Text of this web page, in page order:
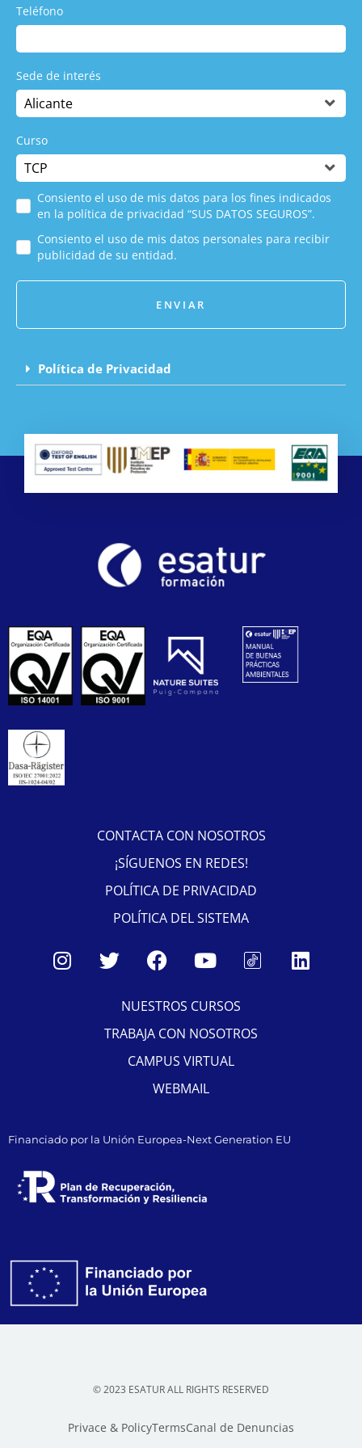
Teléfono
Sede de interés
Curso
Consiento el uso de mis datos para los fines indicados
en la política de privacidad “SUS DATOS SEGUROS”.
Consiento el uso de mis datos personales para recibir
publicidad de su entidad.
ENVIAR
Política de Privacidad
CONTACTA CON NOSOTROS
¡SÍGUENOS EN REDES!
POLÍTICA DE PRIVACIDAD
POLÍTICA DEL SISTEMA
NUESTROS CURSOS
TRABAJA CON NOSOTROS
CAMPUS VIRTUAL
WEBMAIL
Financiado por la Unión Europea-Next Generation EU
© 2023 ESATUR ALL RIGHTS RESERVED
Privace & PolicyTermsCanal de Denuncias